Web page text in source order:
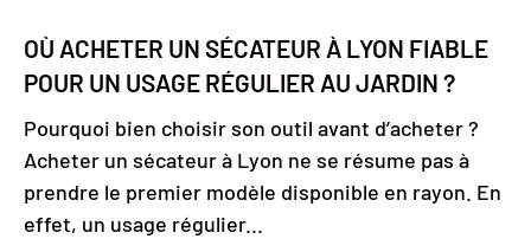
OÙ ACHETER UN SÉCATEUR À LYON FIABLE
POUR UN USAGE RÉGULIER AU JARDIN ?
Pourquoi bien choisir son outil avant d’acheter ?
Acheter un sécateur à Lyon ne se résume pas à
prendre le premier modèle disponible en rayon. En
effet, un usage régulier...